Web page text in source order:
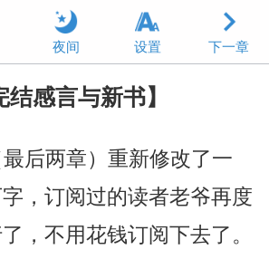
夜间 设置 下一章
结感言与新书】
后两章）重新修改了一
，订阅过的读者老爷再度
，不用花钱订阅下去了。